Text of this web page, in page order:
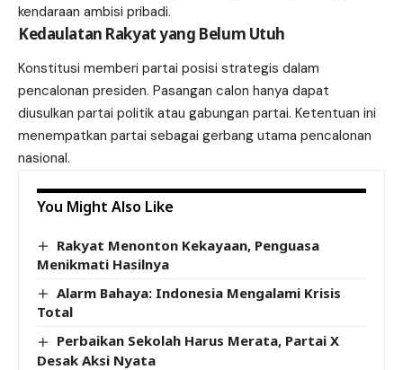
kendaraan ambisi pribadi.
Kedaulatan Rakyat yang Belum Utuh
Konstitusi memberi partai posisi strategis dalam
pencalonan presiden. Pasangan calon hanya dapat
diusulkan partai politik atau gabungan partai. Ketentuan ini
menempatkan partai sebagai gerbang utama pencalonan
nasional.
You Might Also Like
Rakyat Menonton Kekayaan, Penguasa
Menikmati Hasilnya
Alarm Bahaya: Indonesia Mengalami Krisis
Total
Perbaikan Sekolah Harus Merata, Partai X
Desak Aksi Nyata